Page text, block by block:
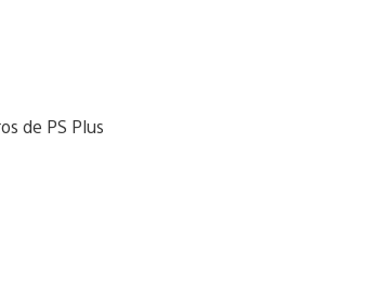
de PS Plus